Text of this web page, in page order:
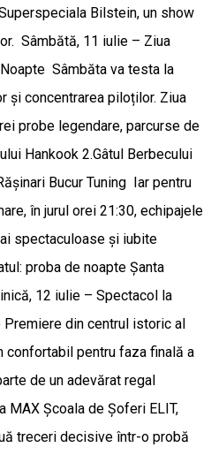
Bilstein, un show
​Sâmbătă, 11 iulie – Ziua
​Sâmbăta va testa la
și concentrarea piloților. Ziua
probe legendare, parcurse de
Hankook 2.​Gâtul Berbecului
Bucur Tuning ​Iar pentru
în jurul orei 21:30, echipajele
spectaculoase și iubite
proba de noapte Șanta
12 iulie – Spectacol la
din centrul istoric al
pentru faza finală a
de un adevărat regal
MAX Școala de Șoferi ELIT,
treceri decisive într-o probă